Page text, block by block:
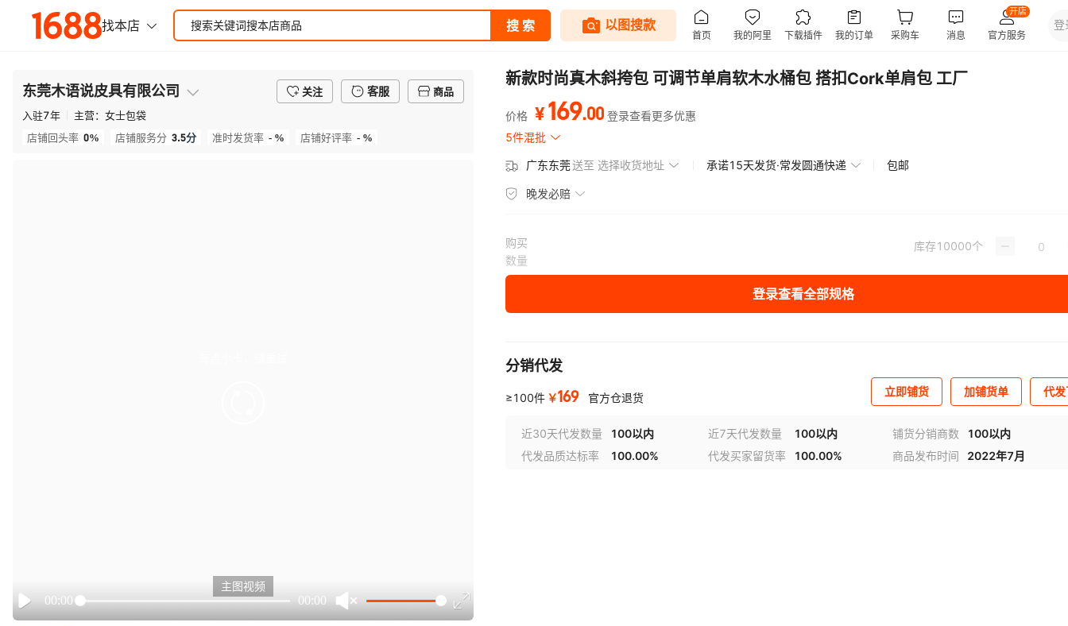
东莞木语说皮具有限公司 关注 客服
商品
入驻7年 主营： 女士包袋
店铺回头率 0% 店铺服务分 3.5分 准时发货率 - % 店铺好评率 - %
Play
00:00 00:00
主图视频
新款时尚真木斜挎包 可调节单肩软木水桶包 搭扣Cork单肩包 工厂
价格 ¥169.00 登录查看更多优惠
5件混批
广东东莞送至 选择收货地址 承诺15天发货·常发圆通快递 包邮
晚发必赔
购买
数量
库存10000个
登录查看全部规格
分销代发
≥100件 ￥169 官方仓退货 立即铺货 加铺货单 代
近30天代发数量 100以内 近7天代发数量 100以内 铺货分销商数
100以内
代发品质达标率
100.00% 代发买家留货率 100.00% 商品发布时间 2022年7月